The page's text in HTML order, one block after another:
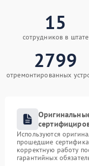
15
сотрудников в штате
2799
отремонтированных
Используются
прошедшие
корректную работу
гарантийных